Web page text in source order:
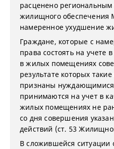
расценено
жилищного обеспечения
намеренное ухудшение
Граждане, которые с
права состоять на учете
в жилых помещениях
результате которых
признаны
принимаются на учет в
жилых помещениях не
со дня совершения
действий (ст. 53
В сложившейся ситуации